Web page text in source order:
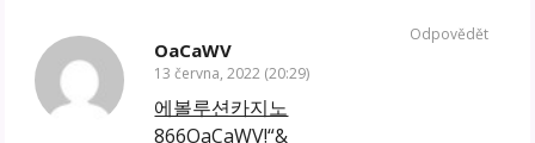
OaCaWV
13 června, 2022 (20:29)
에볼루션카지노
866OaCaWV!“&
Odpovědět